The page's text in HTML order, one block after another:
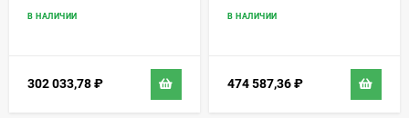
В НАЛИЧИИ
302 033,78₽
В НАЛИЧИИ
474 587,36₽